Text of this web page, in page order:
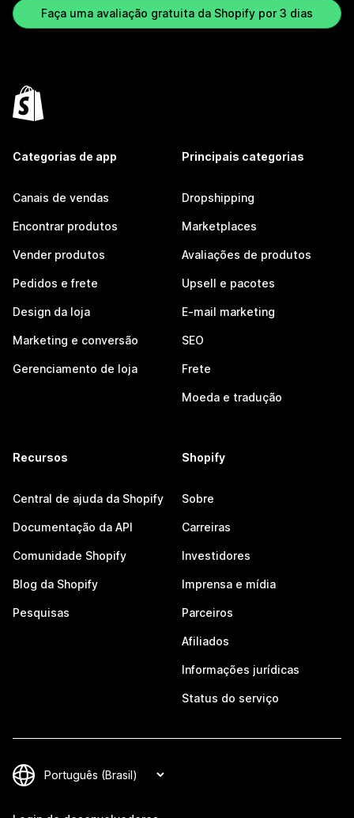
Faça uma avaliação gratuita da Shopify por 3 dias
Categorias de app
Canais de vendas
Encontrar produtos
Vender produtos
Pedidos e frete
Design da loja
Marketing e conversão
Gerenciamento de loja
Principais categorias
Dropshipping
Marketplaces
Avaliações de produtos
Upsell e pacotes
E-mail marketing
SEO
Frete
Moeda e tradução
Recursos
Central de ajuda da Shopify
Documentação da API
Comunidade Shopify
Blog da Shopify
Pesquisas
Shopify
Sobre
Carreiras
Investidores
Imprensa e mídia
Parceiros
Afiliados
Informações jurídicas
Status do serviço